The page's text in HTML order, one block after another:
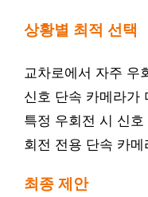
상황별 최적 선택
교차로에서 자주 우
신호 단속 카메라가
특정 우회전 시 신
회전 전용 단속 카
최종 제안